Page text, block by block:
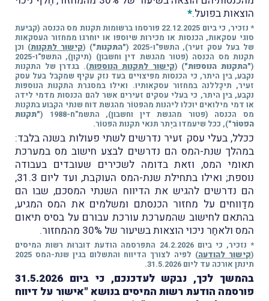
הוצאות בפועל.*
* נזכיר, כי ביום 22.12.2025 פורסמו ברשומות תקנות מס הכנסה (קביעת
סוגי עסקאות, הכנסות או מכירות שיוספו או יוחרגו ממחזור העסקאות
של בעל עסק זעיר), התשפ"ו-2025 (
"התקנות") (קישור לתקנות) וכן
תקנות מס הכנסה (פטור מהגשת דין וחשבון) (תיקון), התשפ"ו-2025
("התקנות הנוספות") (קישור לתקנות הנוספות). בגדרן של התקנות
נקבע, בין היתר, כי הכנסות מפיצויים בעד נזק עקיף שמקבל בעל עסק
זעיר, תיכָּללנה במחזור עסקאותיו. ואילו במסגרת התקנות הנוספות
נקבע, בין היתר, כי בעלי עסקים זעירים אשר להם הכנסות מדמי לידה
או דמי מילואים יוכלו ליהנות מהפטוֹר מהגשת דוח שנתי הקבוע בתקנות
מס הכנסה (פטור מהגשת דין וחשבון), התשמ"ח-1988 (
"תקנות
הפטוֹר"), ככל שיעמדו ביֶתר תנאי תקנות הפטוֹר.
ככלל, בעלי עסק זעיר נדרשים לשתי פעולות בשנה בלבד:
במהלך שנת-המס הם נדרשים לבצע חישוב מס במערכת
תאומי המס, וזאת בדומה לשכירים שעובדים בעבודה
נוספת; ואילו בתחילת שנת-המס העוקבת, ועד ליום 31.3,
הם נדרשים להגיש את הדיווח השנתי המסכם, שבו הם
מדַווחים על מחזור הכנסתם ומשלמים את המס המגיע,
בהתאם לחישוב שהמערכת עורכת עבורם על בסיס תיאום
המס ולאחַר ניכוי הוצאות בשיעור של 30% מהמחזור.
* נזכיר, כי ביום 24.2.2026 התפרסמה הודעת דוברוּת רשות המיסים
(קישור להודעה
) לפיה לצורך הדיווח והתשלום בגין שנת-המס 2025
תינתן אורכה עד ליום 31.5.2026.
בהמשך לכך, נבקש לעדכנכם, כי ביום 31.5.2026
פורסמה הודעת רשות המיסים בנושא "אישור על דיווח